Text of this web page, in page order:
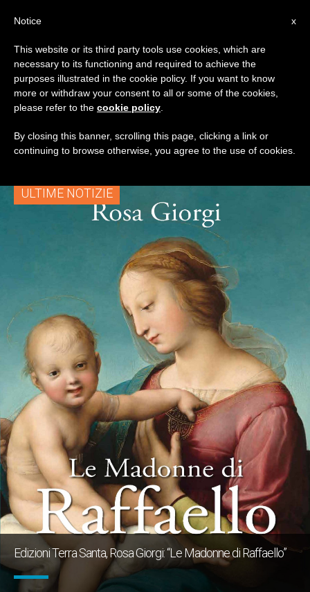
TAG
Posts Tagged ‘Edizioni
Terra Santa’
ULTIME NOTIZIE
Edizioni Terra Santa, Rosa Giorgi: “Le Madonne di Raffaello”
x
Notice
This website or its third party tools use cookies, which are
necessary to its functioning and required to achieve the
purposes illustrated in the cookie policy. If you want to know
more or withdraw your consent to all or some of the cookies,
please refer to the cookie policy
By closing this banner, scrolling this page, clicking a link or
continuing to browse otherwise, you agree to the use of cookies.